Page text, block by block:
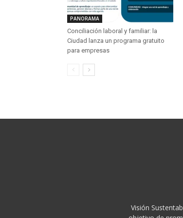
PANORAMA
Conciliación laboral y familiar: la
Ciudad lanza un programa gratuito
para empresas
Visión